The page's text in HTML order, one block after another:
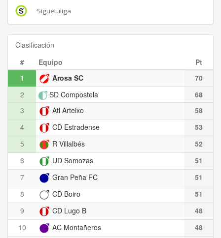
Siguetuliga
Clasificación
#
Equipo
Pt
1
Arosa SC
70
2
SD Compostela
68
3
Atl Arteixo
58
4
CD Estradense
53
5
R Villalbés
52
6
UD Somozas
51
7
Gran Peña FC
51
8
CD Boiro
51
9
CD Lugo B
48
10
AC Montañeros
48